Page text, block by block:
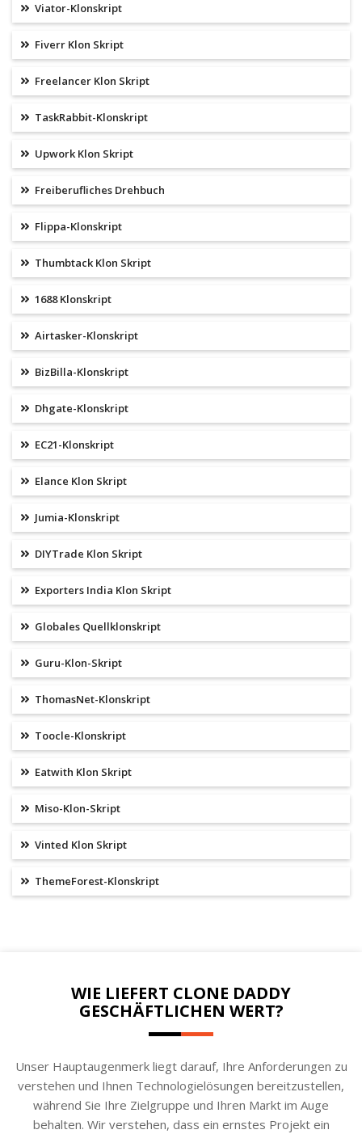
Viator-Klonskript
Fiverr Klon Skript
Freelancer Klon Skript
TaskRabbit-Klonskript
Upwork Klon Skript
Freiberufliches Drehbuch
Flippa-Klonskript
Thumbtack Klon Skript
1688 Klonskript
Airtasker-Klonskript
BizBilla-Klonskript
Dhgate-Klonskript
EC21-Klonskript
Elance Klon Skript
Jumia-Klonskript
DIYTrade Klon Skript
Exporters India Klon Skript
Globales Quellklonskript
Guru-Klon-Skript
ThomasNet-Klonskript
Toocle-Klonskript
Eatwith Klon Skript
Miso-Klon-Skript
Vinted Klon Skript
ThemeForest-Klonskript
WIE LIEFERT CLONE DADDY
GESCHÄFTLICHEN WERT?
Unser Hauptaugenmerk liegt darauf, Ihre Anforderungen zu
verstehen und Ihnen Technologielösungen bereitzustellen,
während Sie Ihre Zielgruppe und Ihren Markt im Auge
behalten. Wir verstehen, dass ein ernstes Projekt ein